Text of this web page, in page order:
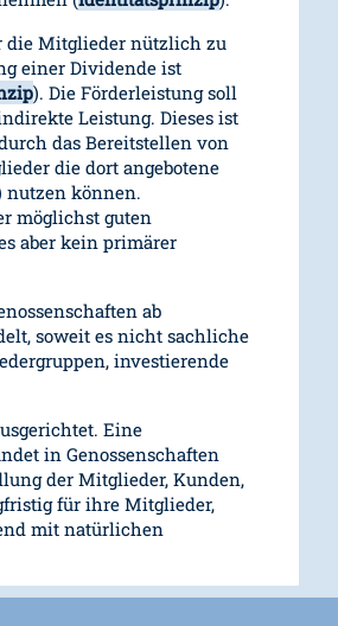
die Mitglieder nützlich zu
einer Dividende ist
). Die Förderleistung soll
Leistung. Dieses ist
das Bereitstellen von
die dort angebotene
nutzen können.
möglichst guten
aber kein primärer
ab
soweit es nicht sachliche
investierende
Eine
in Genossenschaften
der Mitglieder, Kunden,
für ihre Mitglieder,
mit natürlichen